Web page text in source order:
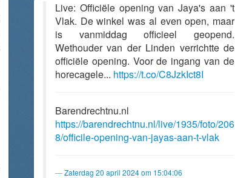
Live: Officiële opening van Jaya's aan 't
Vlak. De winkel was al even open, maar
is vanmiddag officieel geopend.
Wethouder van der Linden verrichtte de
officiële opening. Voor de ingang van de
horecagele... https://t.co/C8JzkIct8I
Barendrechtnu.nl
https://barendrechtnu.nl/live/1935/foto/206
8/officile-opening-van-jayas-aan-t-vlak
Zaterdag 20 april 2024 om 15:04:06